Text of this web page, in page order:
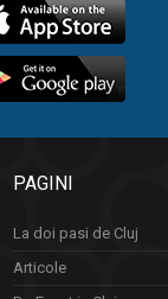
PAGINI
La doi pasi de Cluj
Articole